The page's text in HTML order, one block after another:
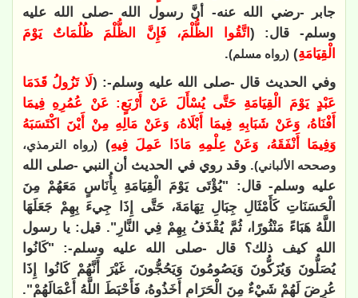
جابر -رضي الله عنه- أنَّ رسول الله -صلى الله عليه
وسلم- قال: ( اتَّقُوا الظُّلْمَ، فَإِنَّ الظُّلْمَ ظُلُمَاتٌ يَوْمَ
الْقِيَامَةِ) (رواه مسلم).
وفي الحديث قال -صلى الله عليه وسلم-: (لَا تَزُولُ قَدَمَا
عَبْدٍ يَوْمَ الْقِيَامَةِ حَتَّى يُسْأَلَ عَنْ أَرْبَعٍ: عَنْ عُمُرِهِ فِيمَا
أَفْنَاهُ، وَعَنْ شَبَابِهِ فِيمَا أَبْلَاهُ، وَعَنْ مَالِهِ مِنْ أَيْنَ اكْتَسَبَهُ
وَفِيمَا أَنْفَقَهُ، وَعَنْ عِلْمِهِ مَاذَا عَمِلَ فِيهِ)
(رواه الترمذي،
وصححه الألباني). وقد روي في الحديث أن النبي -صلى الله
عليه وسلم- قال: "يُؤْتَى يَوْمَ الْقِيَامَةِ بِأُنَاسٍ مَعَهُمْ مِنَ
الْحَسَنَاتِ كَأَمْثَالِ جِبَالِ تِهَامَةَ، حَتَّى إِذَا جِيءَ بِهِمْ جَعَلَهَا
اللَّهُ هَبَاءً مَنْثُورًا، ثُمَّ يُقْذَفُ بِهِمْ فِي النَّارِ". قيل: يا رسول
الله كيف ذلك؟ قال -صلى الله عليه وسلم-: "كَانُوا
يُصَلُّونَ وَيُزَكُّونَ وَيَصُومُونَ وَيَحُجُّونَ، غَيْرَ أَنَّهُمْ كَانُوا إِذَا
عُرِضَ لَهُمْ شَيْءٌ مِنَ الْحَرَامِ أَخَذُوهُ، فَأَحْبَطَ اللَّهُ أَعْمَالَهُمْ".